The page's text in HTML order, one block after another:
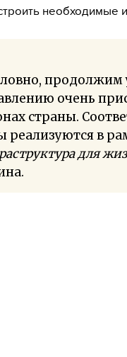
необходимые
очень
страны.
реализуются в
для